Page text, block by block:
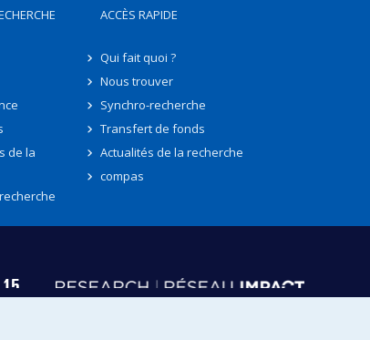
de la
ACCÈS RAPIDE
Qui fait quoi ?
Nous trouver
Synchro-recherche
Transfert de fonds
Actualités de la recherche
compas